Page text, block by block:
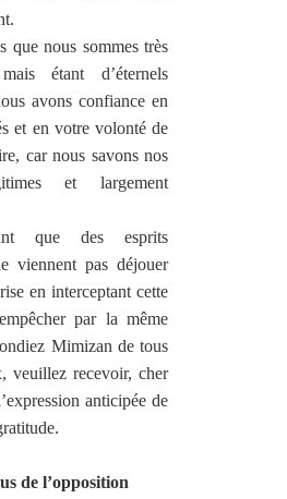
que nous sommes très
étant d’éternels
avons confiance en
et en votre volonté de
car nous savons nos
et largement
que des esprits
viennent pas déjouer
en interceptant cette
par la même
Mimizan de tous
veuillez recevoir, cher
anticipée de
de l’opposition